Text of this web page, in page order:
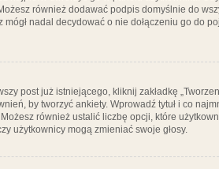
również dodawać podpis domyślnie do
nadal decydować o nie dołączeniu go do
post już istniejącego, kliknij zakładkę
by tworzyć ankiety. Wprowadź tytuł i co
również ustalić liczbę opcji, które
użytkownicy mogą zmieniać swoje głosy.